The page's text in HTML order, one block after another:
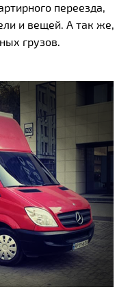
переезда,
и вещей. А так же,
грузов.